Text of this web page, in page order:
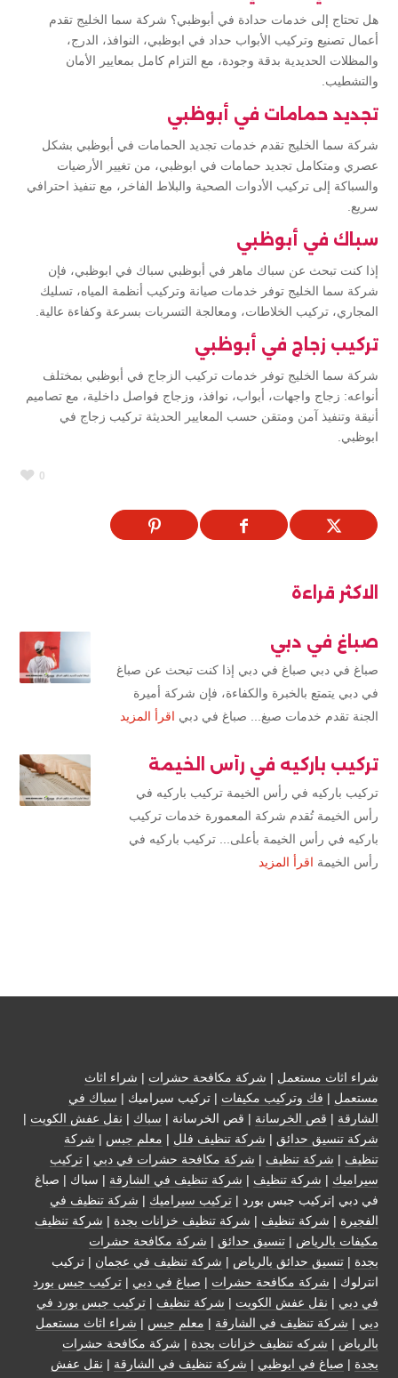
هل تحتاج إلى خدمات حدادة في أبوظبي؟ شركة سما الخليج تقدم
أعمال تصنيع وتركيب الأبواب حداد في ابوظبي، النوافذ، الدرج،
والمظلات الحديدية بدقة وجودة، مع التزام كامل بمعايير الأمان
والتشطيب.
تجديد حمامات في أبوظبي
شركة سما الخليج تقدم خدمات تجديد الحمامات في أبوظبي بشكل
عصري ومتكامل تجديد حمامات في ابوظبي، من تغيير الأرضيات
والسباكة إلى تركيب الأدوات الصحية والبلاط الفاخر، مع تنفيذ احترافي
سريع.
سباك في أبوظبي
إذا كنت تبحث عن سباك ماهر في أبوظبي سباك في ابوظبي، فإن
شركة سما الخليج توفر خدمات صيانة وتركيب أنظمة المياه، تسليك
المجاري، تركيب الخلاطات، ومعالجة التسربات بسرعة وكفاءة عالية.
تركيب زجاج في أبوظبي
شركة سما الخليج توفر خدمات تركيب الزجاج في أبوظبي بمختلف
أنواعه: زجاج واجهات، أبواب، نوافذ، وزجاج فواصل داخلية، مع تصاميم
أنيقة وتنفيذ آمن ومتقن حسب المعايير الحديثة تركيب زجاج في
ابوظبي.
0
الاكثر قراءة
صباغ في دبي
صباغ في دبي صباغ في دبي إذا كنت تبحث عن صباغ
في دبي يتمتع بالخبرة والكفاءة، فإن شركة أميرة
الجنة تقدم خدمات صبغ... صباغ في دبي اقرأ المزيد
تركيب باركيه في رأس الخيمة
تركيب باركيه في رأس الخيمة تركيب باركيه في
رأس الخيمة تُقدم شركة المعمورة خدمات تركيب
باركيه في رأس الخيمة بأعلى... تركيب باركيه في
رأس الخيمة اقرأ المزيد
شراء اثاث مستعمل | شركة مكافحة حشرات | شراء اثاث
مستعمل | فك وتركيب مكيفات | تركيب سيراميك | سباك في
الشارقة | قص الخرسانة | قص الخرسانة | سباك | نقل عفش الكويت |
شركة تنسيق حدائق | شركة تنظيف فلل | معلم جبس | شركة
تنظيف | شركة تنظيف | شركة مكافحة حشرات في دبي | تركيب
سيراميك | شركة تنظيف | شركة تنظيف في الشارقة | سباك | صباغ
في دبي |تركيب جبس بورد | تركيب سيراميك | شركة تنظيف في
الفجيرة | شركة تنظيف | شركة تنظيف خزانات بجدة | شركة تنظيف
مكيفات بالرياض | تنسيق حدائق | شركة مكافحة حشرات
بجدة | تنسيق حدائق بالرياض | شركة تنظيف في عجمان | تركيب
انترلوك | شركة مكافحة حشرات | صباغ في دبي | تركيب جبس بورد
في دبي | نقل عفش الكويت | شركة تنظيف | تركيب جبس بورد في
دبي | شركة تنظيف في الشارقة | معلم جبس | شراء اثاث مستعمل
بالرياض | شركه تنظيف خزانات بجدة | شركة مكافحة حشرات
بجدة | صباغ في ابوظبي | شركة تنظيف في الشارقة | نقل عفش